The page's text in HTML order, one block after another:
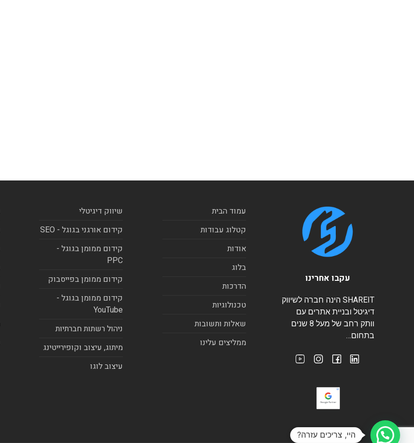
עקבו אחרינו
SHAREIT הינה חברה לשיווק
דיגיטל ובניית אתרים עם
וותק רחב של מעל 8 שנים
בתחום…
עמוד הבית
קטלוג עבודות
אודות
בלוג
הדרכות
טכנולוגיות
שאלות ותשובות
ממליצים עלינו
שיווק דיגיטלי
קידום אורגני בגוגל - SEO
קידום ממומן בגוגל -
PPC
קידום ממומן בפייסבוק
קידום ממומן בגוגל -
YouTube
ניהול רשתות חברתיות
מיתוג, עיצוב וקופירייטינג
עיצוב לוגו
היי, צריכים עזרה?